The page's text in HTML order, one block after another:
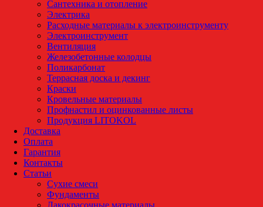
Сантехника и отопление
Электрика
Расходные материалы к электроинструменту
Электроинструмент
Вентиляция
Железобетонные колодцы
Поликарбонат
Террасная доска и декинг
Краски
Кровельные материалы
Профнастил и оцинкованные листы
Продукция LITOKOL
Доставка
Оплата
Гарантия
Контакты
Статьи
Сухие смеси
Фундаменты
Лакокрасочные материалы